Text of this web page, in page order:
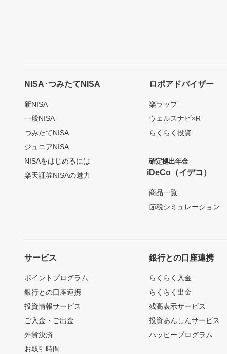
NISA･つみたてNISA
新NISA
一般NISA
つみたてNISA
ジュニアNISA
NISAをはじめるには
楽天証券NISAの魅力
ロボアドバイザー
楽ラップ
ウェルスナビ×R
らくらく投資
確定拠出年金
iDeCo（イデコ）
商品一覧
節税シミュレーション
サービス
ポイントプログラム
銀行との口座連携
投資情報サービス
ご入金・ご出金
外貨決済
お取引時間
銀行との口座連携
らくらく入金
らくらく出金
残高表示サービス
投資あんしんサービス
ハッピープログラム